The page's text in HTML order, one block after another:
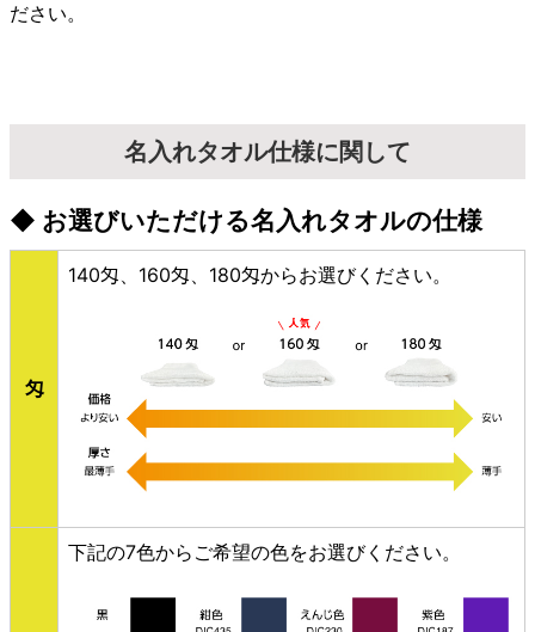
ださい。
名入れタオル仕様に関して
◆ お選びいただける名入れタオルの仕様
匁
140匁、160匁、180匁からお選びください。
下記の7色からご希望の色をお選びください。